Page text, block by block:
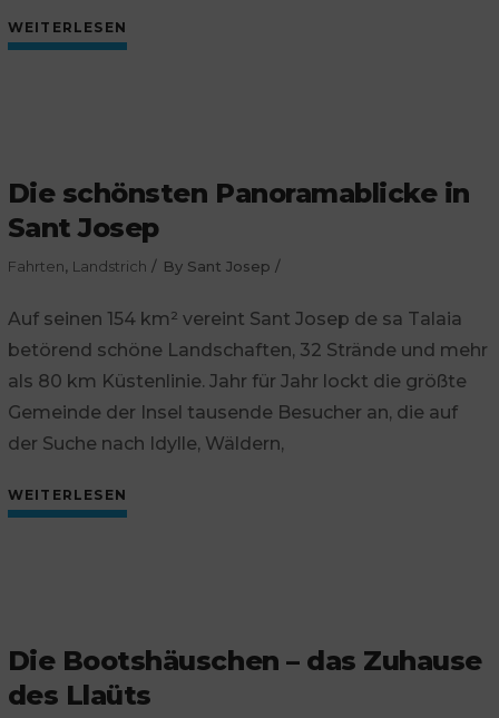
WEITERLESEN
Die schönsten Panoramablicke in
Sant Josep
Fahrten, Landstrich By Sant Josep
Auf seinen 154 km² vereint Sant Josep de sa Talaia
betörend schöne Landschaften, 32 Strände und mehr
als 80 km Küstenlinie. Jahr für Jahr lockt die größte
Gemeinde der Insel tausende Besucher an, die auf
der Suche nach Idylle, Wäldern,
WEITERLESEN
Die Bootshäuschen – das Zuhause
des Llaüts